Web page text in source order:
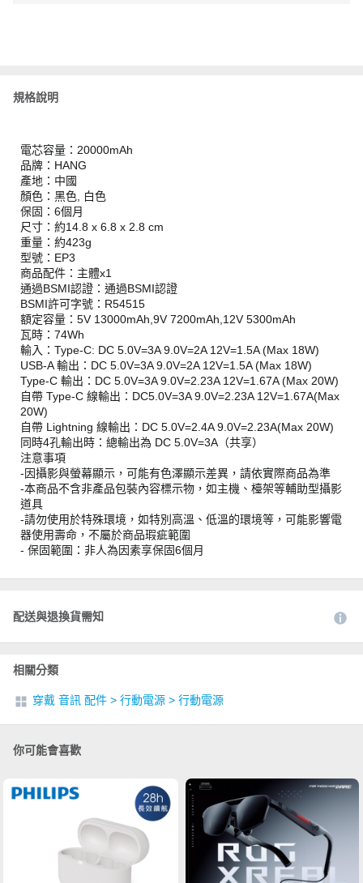
規格說明
電芯容量：20000mAh
品牌：HANG
產地：中國
顏色：黑色, 白色
保固：6個月
尺寸：約14.8 x 6.8 x 2.8 cm
重量：約423g
型號：EP3
商品配件：主體x1
通過BSMI認證：通過BSMI認證
BSMI許可字號：R54515
額定容量：5V 13000mAh,9V 7200mAh,12V 5300mAh
瓦時：74Wh
輸入：Type-C: DC 5.0V=3A 9.0V=2A 12V=1.5A (Max 18W)
USB-A 輸出：DC 5.0V=3A 9.0V=2A 12V=1.5A (Max 18W)
Type-C 輸出：DC 5.0V=3A 9.0V=2.23A 12V=1.67A (Max 20W)
自帶 Type-C 線輸出：DC5.0V=3A 9.0V=2.23A 12V=1.67A(Max
20W)
自帶 Lightning 線輸出：DC 5.0V=2.4A 9.0V=2.23A(Max 20W)
同時4孔輸出時：總輸出為 DC 5.0V=3A（共享）
注意事項
-因攝影與螢幕顯示，可能有色澤顯示差異，請依實際商品為準
-本商品不含非產品包裝內容標示物，如主機、檯架等輔助型攝影
道具
-請勿使用於特殊環境，如特別高溫、低溫的環境等，可能影響電
器使用壽命，不屬於商品瑕疵範圍
- 保固範圍：非人為因素享保固6個月
配送與退換貨需知
相關分類
穿戴 音訊 配件 > 行動電源 > 行動電源
你可能會喜歡